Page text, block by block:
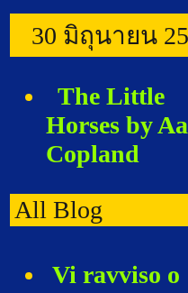
30 มิถุนายน
The Little
Horses by
Copland
All Blog
Vi ravviso o